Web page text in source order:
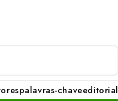
palavras-chaveeditorial